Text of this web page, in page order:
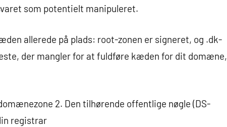
som potentielt manipuleret.
allerede på plads: root-zonen er signeret, og .dk-
der mangler for at fuldføre kæden for dit domæne,
2. Den tilhørende offentlige nøgle (DS-
registrar